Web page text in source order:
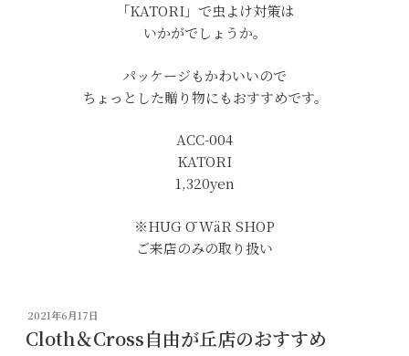
「KATORI」で虫よけ対策は
いかがでしょうか。
パッケージもかわいいので
ちょっとした贈り物にもおすすめです。
ACC-004
KATORI
1,320yen
※HUG Ō WäR SHOP
ご来店のみの取り扱い
投
稿
日:
2021年6月17日
Cloth＆Cross自由が丘店のおすすめ